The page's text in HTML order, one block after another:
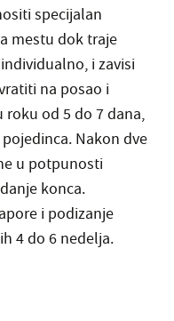
specijalan
mestu dok traje
i zavisi
na posao i
od 5 do 7 dana,
Nakon dve
u potpunosti
konca.
i podizanje
4 do 6 nedelja.